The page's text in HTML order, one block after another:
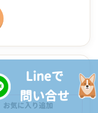
お気に入り追加
Lineで
問い合せ